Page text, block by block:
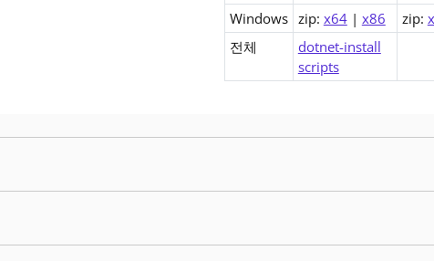
Windows zip: x64| x86 zip:
전체
dotnet-install
scripts
보안 문제에 대한 수정 사항이 포함되어 있습니다. 이전 패치 릴리스를 사용하는 경우 이러한
보안 문제에 대한 수정 사항이 포함되어 있습니다. 이전 패치 릴리스를 사용하는 경우 이러한